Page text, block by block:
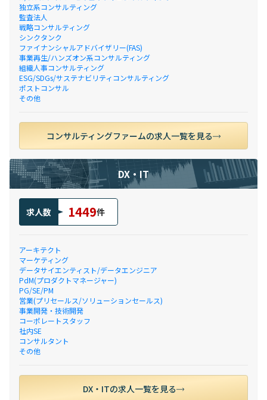
独立系コンサルティング
監査法人
戦略コンサルティング
シンクタンク
ファイナンシャルアドバイザリー(FAS)
事業再生/ハンズオン系コンサルティング
組織人事コンサルティング
ESG/SDGs/サステナビリティコンサルティング
ポストコンサル
その他
コンサルティングファームの求人一覧を見る
DX・IT
求人数 1449件
アーキテクト
マーケティング
データサイエンティスト/データエンジニア
PdM(プロダクトマネージャー)
PG/SE/PM
営業(プリセールス/ソリューションセールス)
事業開発・技術開発
コーポレートスタッフ
社内SE
コンサルタント
その他
DX・ITの求人一覧を見る